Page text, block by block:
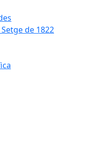
de 1822